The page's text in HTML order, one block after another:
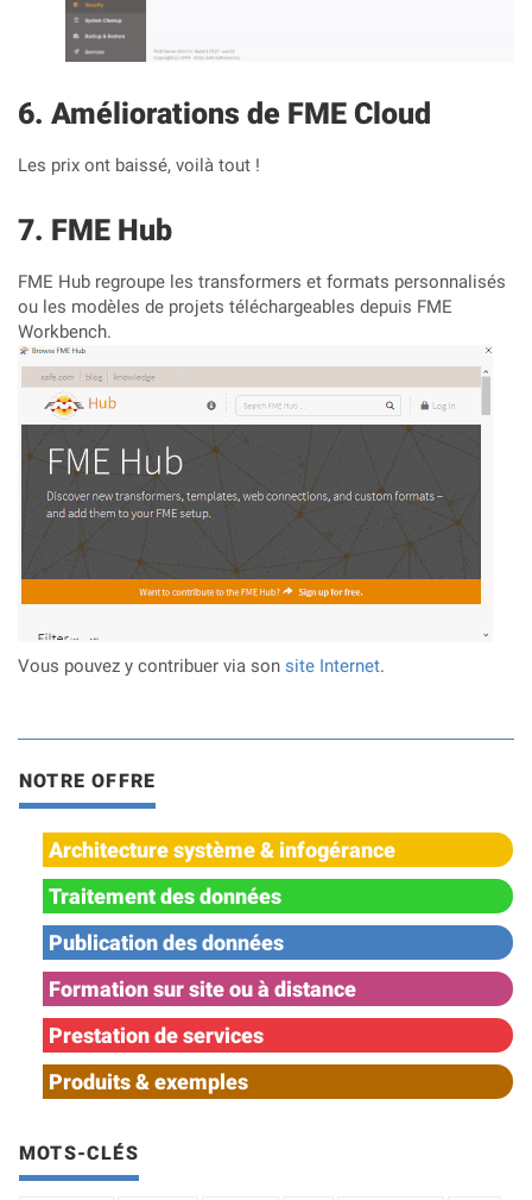
Améliorations de FME Cloud
Les prix ont baissé, voilà tout !
FME Hub
FME Hub regroupe les transformers et formats personnalisés
ou les modèles de projets téléchargeables depuis FME
Workbench.
Vous pouvez y contribuer via son site Internet.
NOTRE OFFRE
Architecture système & infogérance
Traitement des données
Publication des données
Formation sur site ou à distance
Prestation de services
Produits & exemples
MOTS-CLÉS